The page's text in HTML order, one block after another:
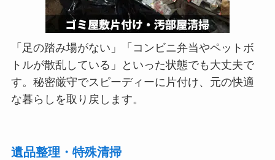
「足の踏み場がない」「コンビニ弁当やペットボ
トルが散乱している」といった状態でも大丈夫で
す。秘密厳守でスピーディーに片付け、元の快適
な暮らしを取り戻します。
遺品整理・特殊清掃